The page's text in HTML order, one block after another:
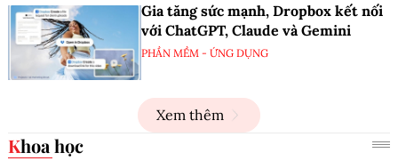
Gia tăng sức mạnh, Dropbox kết nối
với ChatGPT, Claude và Gemini
PHẦN MỀM - ỨNG DỤNG
Xem thêm
Khoa học